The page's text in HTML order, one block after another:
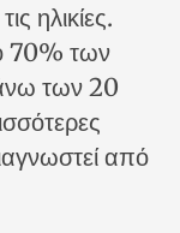
ηλικίες.
70% των
των 20
από